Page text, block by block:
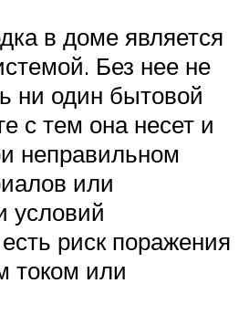
в доме является
Без нее не
ни один бытовой
с тем она несет и
неправильном
или
условий
риск поражения
током или